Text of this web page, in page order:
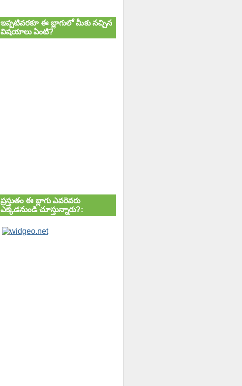
ఇప్పటివరకూ ఈ బ్లాగులో మీకు నచ్చిన
విషయాలు ఏంటి?
ప్రస్తుతం ఈ బ్లాగు ఎవరెవరు
ఎక్కడనుండి చూస్తున్నారు?: